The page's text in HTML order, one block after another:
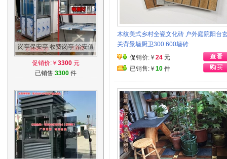
岗亭保安亭 收费岗亭 治安值
班岗亭不锈钢岗亭门卫岗亭
促销价:￥ 3300 元
已销售:3300 件
木纹美式乡村全瓷文化砖 户外庭院阳台
关背景墙厨卫300 600墙砖
促销价:￥ 24 元
已销售:￥ 10 件